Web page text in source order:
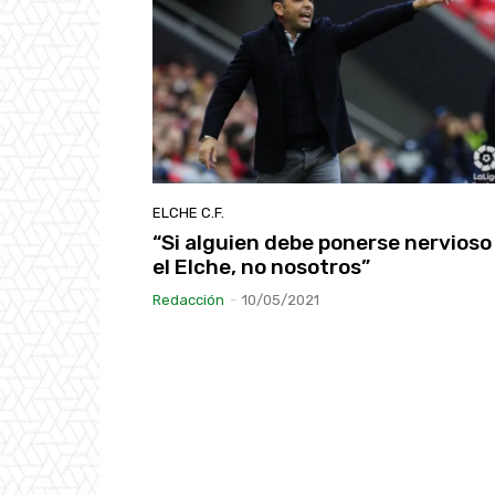
ELCHE C.F.
“Si alguien debe ponerse nervioso
el Elche, no nosotros”
Redacción - 10/05/2021